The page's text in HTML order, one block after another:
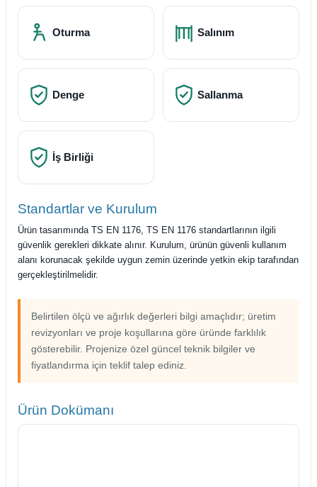
Oturma Salınım
Denge Sallanma
İş Birliği
Standartlar ve Kurulum
Ürün tasarımında TS EN 1176, TS EN 1176 standartlarının ilgili
güvenlik gerekleri dikkate alınır. Kurulum, ürünün güvenli kullanım
alanı korunacak şekilde uygun zemin üzerinde yetkin ekip tarafından
gerçekleştirilmelidir.
Belirtilen ölçü ve ağırlık değerleri bilgi amaçlıdır; üretim
revizyonları ve proje koşullarına göre üründe farklılık
gösterebilir. Projenize özel güncel teknik bilgiler ve
fiyatlandırma için teklif talep ediniz.
Ürün Dokümanı